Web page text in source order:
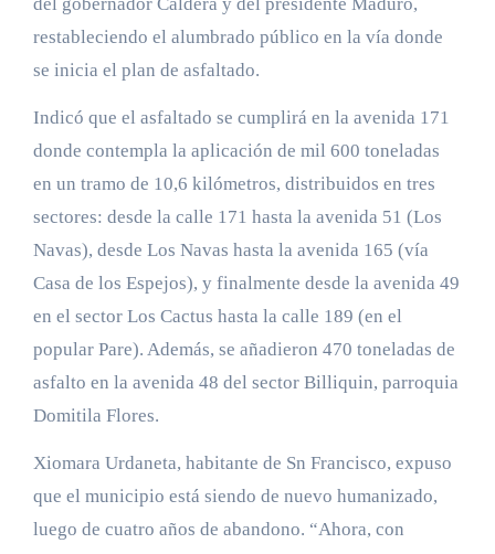
restableciendo el alumbrado público en la vía donde
se inicia el plan de asfaltado.
Indicó que el asfaltado se cumplirá en la avenida 171
donde contempla la aplicación de mil 600 toneladas
en un tramo de 10,6 kilómetros, distribuidos en tres
sectores: desde la calle 171 hasta la avenida 51 (Los
Navas), desde Los Navas hasta la avenida 165 (vía
Casa de los Espejos), y finalmente desde la avenida 49
en el sector Los Cactus hasta la calle 189 (en el
popular Pare). Además, se añadieron 470 toneladas de
asfalto en la avenida 48 del sector Billiquin, parroquia
Domitila Flores.
Xiomara Urdaneta, habitante de Sn Francisco, expuso
que el municipio está siendo de nuevo humanizado,
luego de cuatro años de abandono. “Ahora, con